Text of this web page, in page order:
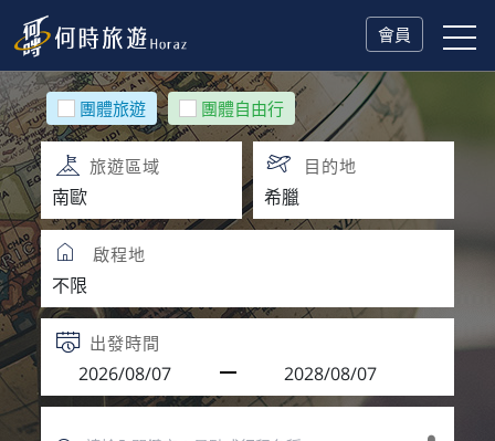
會員
團體旅遊 團體自由行
旅遊區域 目的地
啟程地
出發時間